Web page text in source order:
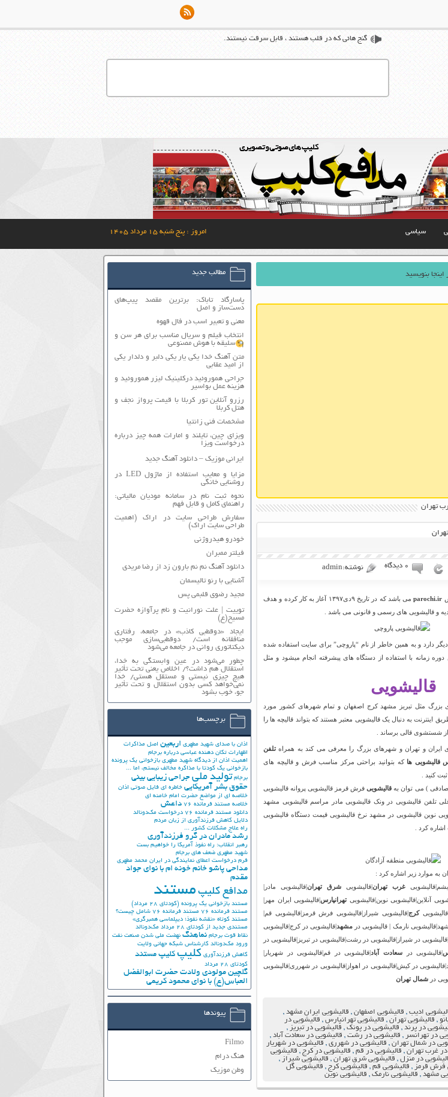
گنج هائی که در قلب هستند ، قابل سرقت نیستند.
سیاسی امروز : پنج شنبه ۱۵ مرداد ۱۴۰۵
تهران
۰ دیدگاه نوشته:admin
parochi.ir
می باشد که در تاریخ ۹دی۱۳۹۷ آغاز به کار کرده و هدف
و قالیشویی های رسمی و قانونی می باشد .
دیگر دارد و به همین خاطر از نام “پاروچی” برای سایت استفاده شده
زمانه با استفاده از دستگاه های پیشرفته انجام میشود و مثل
قالیشویی
بزرگ مثل تبریز مشهد کرج اصفهان و تمام شهرهای کشور مورد
اینترنت به دنبال یک قالیشویی معتبر هستند که بتواند قالیچه ها را
شستشوی قالی برساند .
ایران و تهران و شهرهای بزرگ را معرفی می کند به همراهتلفن
قالیشویی ها که بتوانید براحتی مرکز مناسب فرش و قالیچه های
کنید .
) می توان به قالیشویی فرش قرمز قالیشویی پروانه قالیشویی
تلفن قالیشویی در ونک قالیشویی مادر مراسم قالیشویی مشهد
نوین قالیشویی در مشهد نرخ قالیشویی قیمت دستگاه قالیشویی
کرد .
موارد زیر اشاره کرد :
غرب تهران|قالیشویی شرق تهران|قالیشویی مادر|
آنلاین|قالیشویی نوین|قالیشوییتهرانپارس|قالیشویی ایران مهر|
کرج|قالیشویی شیراز|قالیشویی فرش قرمز|قالیشویی قم|
نارمک | قالیشویی در مشهد|قالیشویی در کرج|قالیشویی
در شیراز|قالیشویی در رشت|قالیشویی در تبریز|قالیشویی در
|قالیشویی در سعادت آباد|قالیشویی در قم|قالیشویی در شهریار|
در کیش|قالیشویی در اهواز|قالیشویی در شهرری|قالیشویی
در شمال تهران
ادیب , قالیشویی اصفهان , قالیشویی ایران مشهد ,
, قالیشویی تهران , قالیشویی تهرانپارس , قالیشویی در
در پرند , قالیشویی در پونک , قالیشویی در تبریز ,
در تهرانسر , قالیشویی در رشت , قالیشویی در سعادت آباد ,
در شمال تهران , قالیشویی در شهرری , قالیشویی در شهریار
در غرب تهران , قالیشویی در قم , قالیشویی در کرج , قالیشویی
در منزل , قالیشویی شرق تهران , قالیشویی شیراز ,
فرش قرمز , قالیشویی قم , قالیشویی کرج , قالیشویی گل
مشهد , قالیشویی نارمک , قالیشویی نوین
مطالب جدید
پاسارگاد تاباک: برترین مقصد پیپ‌های
دست‌ساز و اصل
معنی و تعبیر اسب در فال قهوه
انتخاب فیلم و سریال مناسب برای هر سن و
سلیقه با هوش مصنوعی
متن آهنگ خدا یکی یار یکی دلبر و دلدار یکی
از امید عقابی
جراحی هموروئید درکلینیک لیزر هموروئید و
هزینه عمل بواسیر
رزرو آنلاین تور کربلا با قیمت پرواز نجف و
هتل کربلا
مشخصات فنی زانتیا
ویزای چین، تایلند و امارات همه چیز درباره
درخواست ویزا
ایرانی موزیک – دانلود آهنگ جدید
مزایا و معایب استفاده از ماژول LED در
روشنایی خانگی
نحوه ثبت نام در سامانه مودیان مالیاتی:
راهنمای کامل و قابل فهم
سفارش طراحی سایت در اراک (اهمیت
طراحی سایت اراک)
خودرو هیدروژنی
فیلتر ممبران
دانلود آهنگ نم نم بارون زد از رضا مریدی
آشنایی با رنو تالیسمان
مجید رضوی قلبمی پس
توییت | علت نورانیت و نام پرآوازه حضرت
مسیح(ع)
ایجاد «دوقطبی کاذب» در جامعه، رفتاری
منافقانه است/ دوقطبی‌سازی موجب
دیکتاتوری روانی در جامعه می‌شود
چطور می‌شود در عین وابستگی به خدا،
استقلال هم داشت؟/ اخلاص یعنی تحت تأثیر
هیچ چیزی نیستی و مستقل هستی/ خدا
نمی‌خواهد کسی بدون استقلال و تحت تأثیر
جوّ، خوب بشود
برچسب‌ها
اذان با صدای شهید مطهری اربعین اصل مذاکرات
اظهارات تکان دهنده عباسی درباره برجام
اهمیت اذان از دیدگاه شهید مطهری بازخوانی یک پرونده
بازخوانی یک کودتا با مذاکره مخالف نیستم، اما ...
برجام تولید ملی جراحی زیبایی بینی
حقوق بشر آمریکایی خاطره ای فایل صوتی اذان
خلاصه ای از مواضع حضرت امام خامنه ای
خلاصه مستند فرمانده 76
داعش
دانلود مستند فرمانده 76
درخواست مک‌دونالد
دلایل کاهش فرزندآوری از زبان مردم
راه علاج مشکلات کشور ...
رشد مادران در گرو فرزندآوری
رهبر انقلاب: راه نفوذ آمریکا را خواهیم بست
شهید مطهری ضعف های برجام
فرم درخواست اعطای نمایندگی در ایران محمد مطهری
مداحی پاشو خانم خونه ام با نوای جواد
مقدم
مدافع کلیپ مستند
مستند بازخوانی یک پرونده (کودتای 28 مرداد)
مستند فرمانده 76
مستند فرمانده 76 شامل چیست؟
مستند کوتاه «نقشه نفوذ؛ دیپلماسی همبرگری»
مستندی جدید از کودتای 28 مرداد
مک‌دونالد
نقاط قوت برجام نماهنگ نهضت ملي شدن صنعت نفت
ورود مک‌دونالد کارشناس شبکه جهانی ولایت
کاهش فرزندآوری کلیپ کلیپ مستند
کودتای 28 مرداد
گلچین مولودی ولادت حضرت ابوالفضل
العباس(ع) با نوای محمود کریمی
پیوندها
Filmo
هنگ درام
وطن موزیک